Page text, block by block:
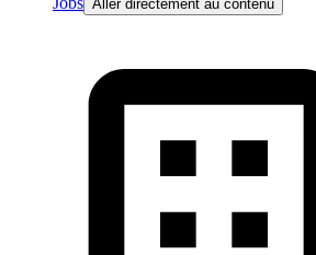
Aller directement au contenu